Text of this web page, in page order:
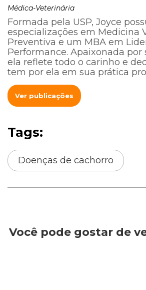
Médica-Veterinária
Formada pela USP, Joyce
especializações em Medicina
Preventiva e um MBA em
Performance. Apaixonada por
ela reflete todo o carinho e
tem por ela em sua prática
Ver publicações
Tags:
Doenças de cachorro
Você pode gostar de